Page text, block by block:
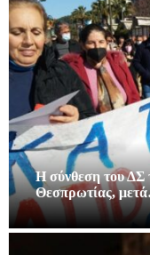
Η σύνθεση του ΔΣ
Θεσπρωτίας,